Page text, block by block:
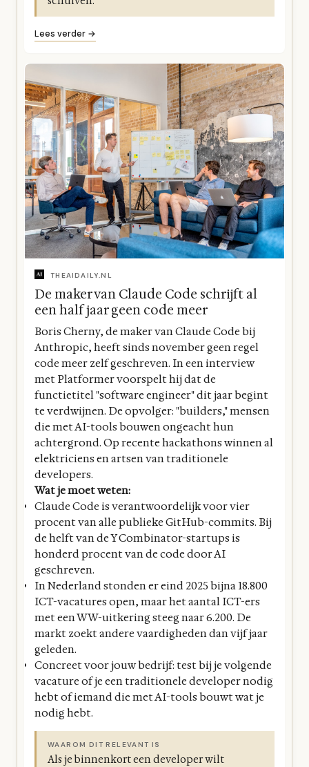
Lees verder →
THEAIDAILY.NL
De maker van Claude Code schrijft al
een half jaar geen code meer
Boris Cherny, de maker van Claude Code bij
Anthropic, heeft sinds november geen regel
code meer zelf geschreven. In een interview
met Platformer voorspelt hij dat de
functietitel "software engineer" dit jaar begint
te verdwijnen. De opvolger: "builders," mensen
die met AI-tools bouwen ongeacht hun
achtergrond. Op recente hackathons winnen al
elektriciens en artsen van traditionele
developers.
Wat je moet weten:
Claude Code is verantwoordelijk voor vier
procent van alle publieke GitHub-commits. Bij
de helft van de Y Combinator-startups is
honderd procent van de code door AI
geschreven.
In Nederland stonden er eind 2025 bijna 18.800
ICT-vacatures open, maar het aantal ICT-ers
met een WW-uitkering steeg naar 6.200. De
markt zoekt andere vaardigheden dan vijf jaar
geleden.
Concreet voor jouw bedrijf: test bij je volgende
vacature of je een traditionele developer nodig
hebt of iemand die met AI-tools bouwt wat je
nodig hebt.
WAAROM DIT RELEVANT IS
Als je binnenkort een developer wilt